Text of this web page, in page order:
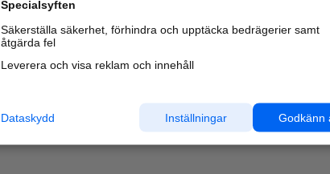
Specialsyften
Säkerställa säkerhet, förhindra och upptäcka bedrägerier samt
åtgärda fel
Leverera och visa reklam och innehåll
Godkänn
Inställningar
Dataskydd